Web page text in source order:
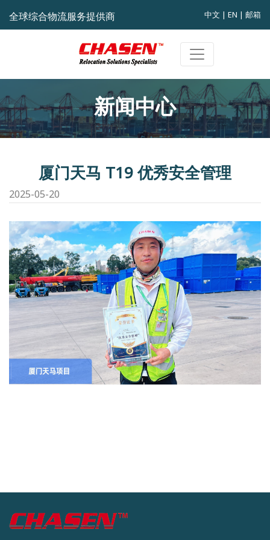
全球综合物流服务提供商 中文 | EN | 邮箱
新闻中心
厦门天马 T19 优秀安全管理
2025-05-20